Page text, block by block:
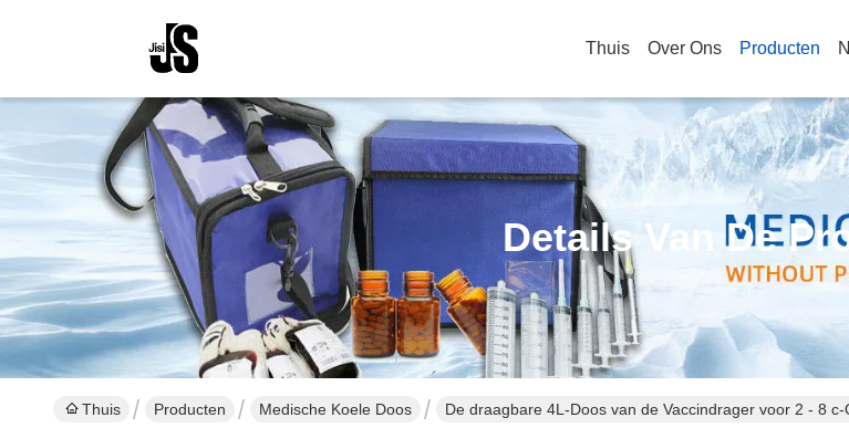
Thuis Over Ons Producten
Details Van De
Thuis Producten Medische Koele Doos De draagbare 4L-Doos van de Vaccindrager voor 2 - 8 c-